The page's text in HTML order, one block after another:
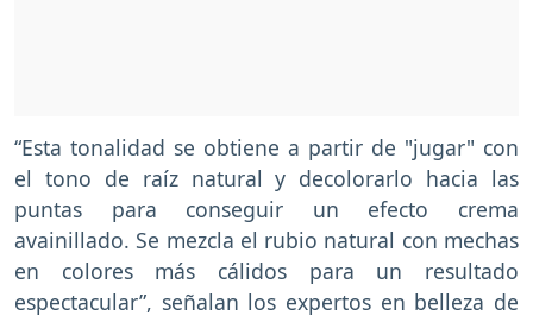
“Esta tonalidad se obtiene a partir de "jugar" con
el tono de raíz natural y decolorarlo hacia las
puntas para conseguir un efecto crema
avainillado. Se mezcla el rubio natural con mechas
en colores más cálidos para un resultado
espectacular”, señalan los expertos en belleza de